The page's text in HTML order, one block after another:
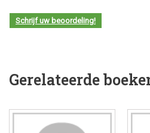
Schrijf uw beoordeling!
Gerelateerde